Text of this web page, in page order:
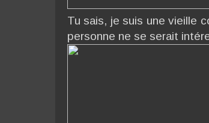
Tu sais, je suis une vieille
personne ne se serait